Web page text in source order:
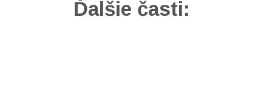
Ďalšie časti: